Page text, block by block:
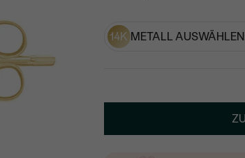
14K METALL